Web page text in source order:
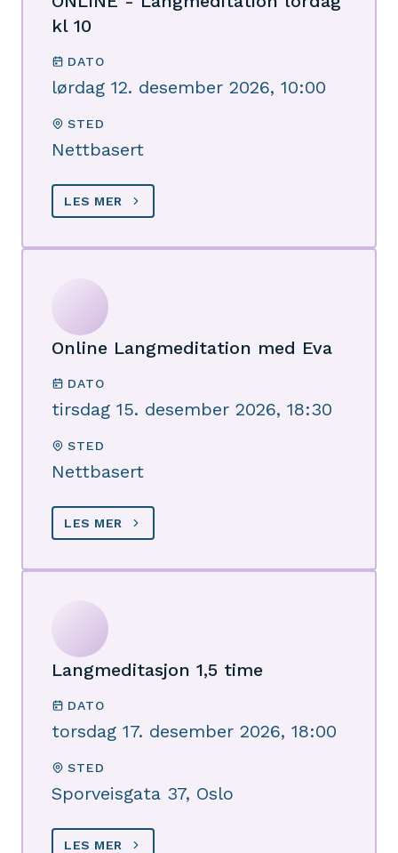
kl 10
DATO
lørdag 12. desember 2026, 10:00
STED
Nettbasert
LES MER
Online Langmeditation med Eva
DATO
tirsdag 15. desember 2026, 18:30
STED
Nettbasert
LES MER
Langmeditasjon 1,5 time
DATO
torsdag 17. desember 2026, 18:00
STED
Sporveisgata 37, Oslo
LES MER